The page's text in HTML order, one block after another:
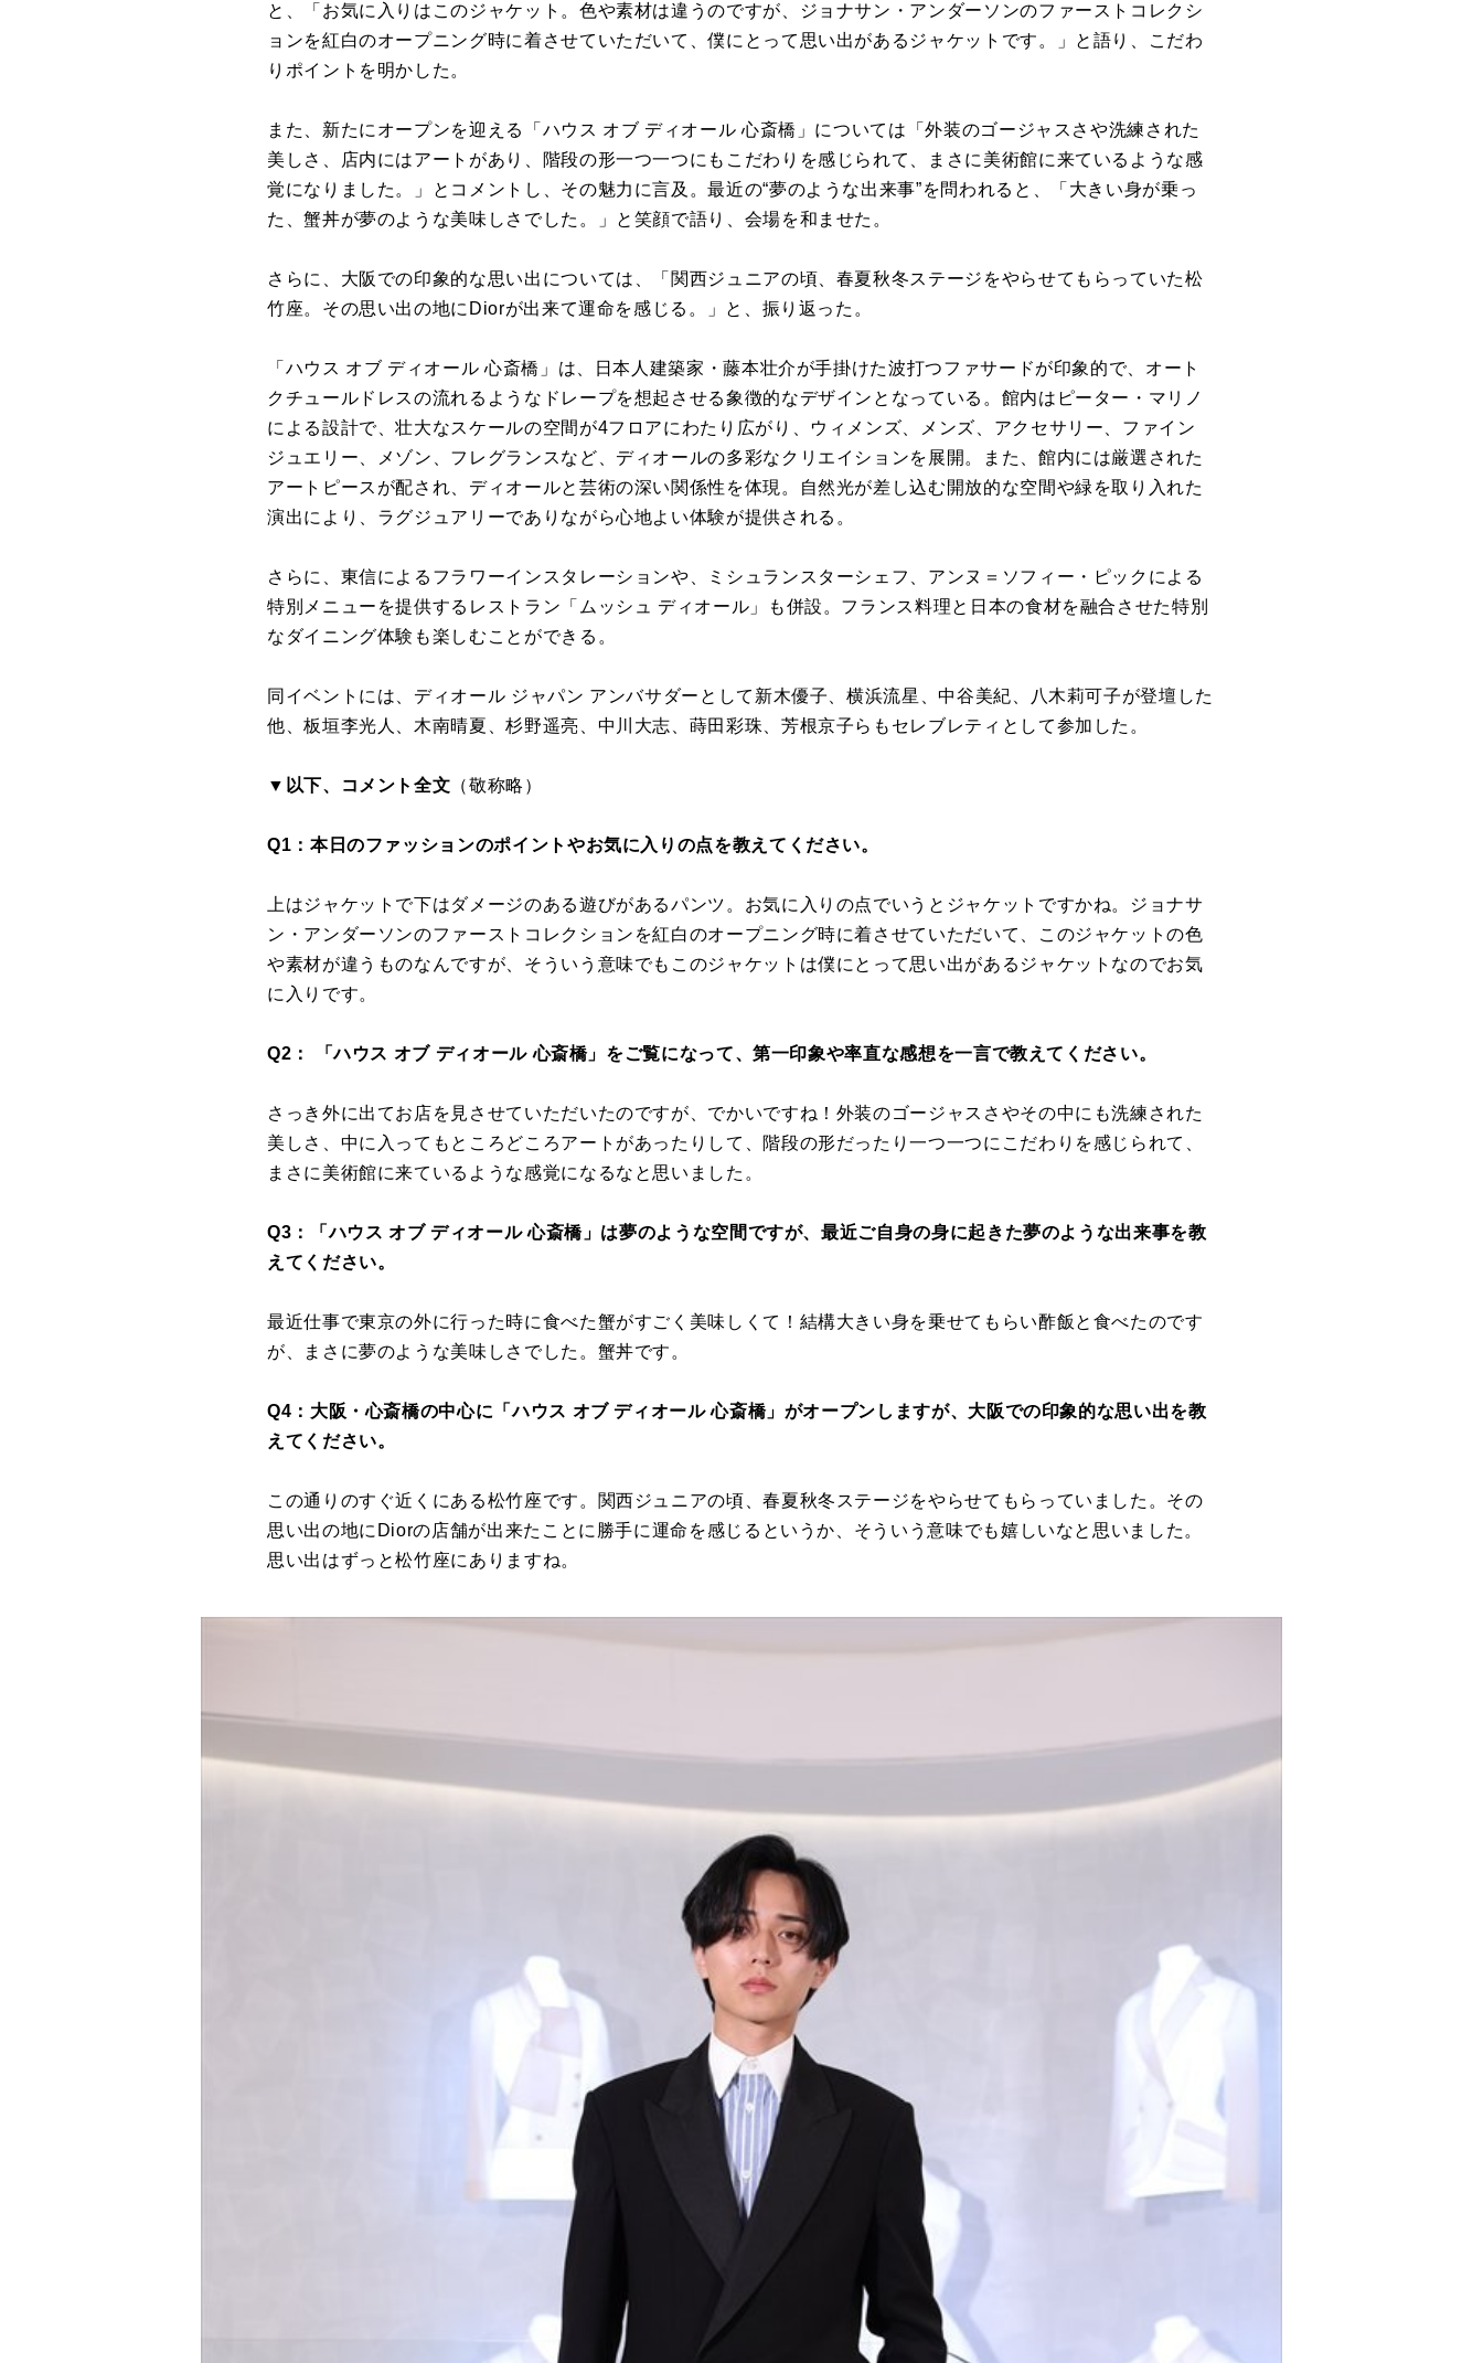
と、「お気に入りはこのジャケット。色や素材は違うのですが、ジョナサン・アンダーソンのファーストコレクシ
ョンを紅白のオープニング時に着させていただいて、僕にとって思い出があるジャケットです。」と語り、こだわ
りポイントを明かした。
また、新たにオープンを迎える「ハウス オブ ディオール 心斎橋」については「外装のゴージャスさや洗練された
美しさ、店内にはアートがあり、階段の形一つ一つにもこだわりを感じられて、まさに美術館に来ているような感
覚になりました。」とコメントし、その魅力に言及。最近の“夢のような出来事”を問われると、「大きい身が乗っ
た、蟹丼が夢のような美味しさでした。」と笑顔で語り、会場を和ませた。
さらに、大阪での印象的な思い出については、「関西ジュニアの頃、春夏秋冬ステージをやらせてもらっていた松
竹座。その思い出の地にDiorが出来て運命を感じる。」と、振り返った。
「ハウス オブ ディオール 心斎橋」は、日本人建築家・藤本壮介が手掛けた波打つファサードが印象的で、オート
クチュールドレスの流れるようなドレープを想起させる象徴的なデザインとなっている。館内はピーター・マリノ
による設計で、壮大なスケールの空間が4フロアにわたり広がり、ウィメンズ、メンズ、アクセサリー、ファイン
ジュエリー、メゾン、フレグランスなど、ディオールの多彩なクリエイションを展開。また、館内には厳選された
アートピースが配され、ディオールと芸術の深い関係性を体現。自然光が差し込む開放的な空間や緑を取り入れた
演出により、ラグジュアリーでありながら心地よい体験が提供される。
さらに、東信によるフラワーインスタレーションや、ミシュランスターシェフ、アンヌ＝ソフィー・ピックによる
特別メニューを提供するレストラン「ムッシュ ディオール」も併設。フランス料理と日本の食材を融合させた特別
なダイニング体験も楽しむことができる。
同イベントには、ディオール ジャパン アンバサダーとして新木優子、横浜流星、中谷美紀、八木莉可子が登壇した
他、板垣李光人、木南晴夏、杉野遥亮、中川大志、蒔田彩珠、芳根京子らもセレブレティとして参加した。
▼以下、コメント全文 （敬称略）
Q1：本日のファッションのポイントやお気に入りの点を教えてください。
上はジャケットで下はダメージのある遊びがあるパンツ。お気に入りの点でいうとジャケットですかね。ジョナサ
ン・アンダーソンのファーストコレクションを紅白のオープニング時に着させていただいて、このジャケットの色
や素材が違うものなんですが、そういう意味でもこのジャケットは僕にとって思い出があるジャケットなのでお気
に入りです。
Q2： 「ハウス オブ ディオール 心斎橋」をご覧になって、第一印象や率直な感想を一言で教えてください。
さっき外に出てお店を見させていただいたのですが、でかいですね！外装のゴージャスさやその中にも洗練された
美しさ、中に入ってもところどころアートがあったりして、階段の形だったり一つ一つにこだわりを感じられて、
まさに美術館に来ているような感覚になるなと思いました。
Q3：「ハウス オブ ディオール 心斎橋」は夢のような空間ですが、最近ご自身の身に起きた夢のような出来事を教
えてください。
最近仕事で東京の外に行った時に食べた蟹がすごく美味しくて！結構大きい身を乗せてもらい酢飯と食べたのです
が、まさに夢のような美味しさでした。蟹丼です。
Q4：大阪・心斎橋の中心に「ハウス オブ ディオール 心斎橋」がオープンしますが、大阪での印象的な思い出を教
えてください。
この通りのすぐ近くにある松竹座です。関西ジュニアの頃、春夏秋冬ステージをやらせてもらっていました。その
思い出の地にDiorの店舗が出来たことに勝手に運命を感じるというか、そういう意味でも嬉しいなと思いました。
思い出はずっと松竹座にありますね。